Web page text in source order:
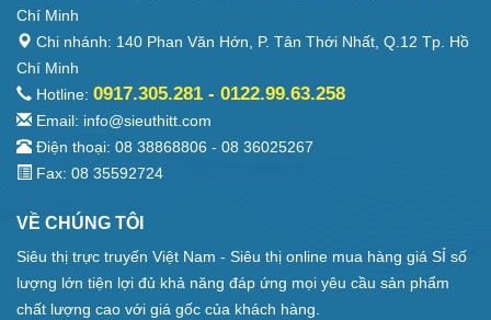
Chí Minh
Chi nhánh: 140 Phan Văn Hớn, P. Tân Thới Nhất, Q.12 Tp. Hồ
Chí Minh
Hotline: 0917.305.281 - 0122.99.63.258
Email: info@sieuthitt.com
Điện thoại: 08 38868806 - 08 36025267
Fax: 08 35592724
VỀ CHÚNG TÔI
Siêu thị trực truyến Việt Nam - Siêu thị online mua hàng giá SỈ số
lượng lớn tiện lợi đủ khả năng đáp ứng mọi yêu cầu sản phẩm
chất lượng cao với giá gốc của khách hàng.